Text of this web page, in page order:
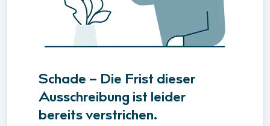
Schade – Die Frist dieser
Ausschreibung ist leider
bereits verstrichen.